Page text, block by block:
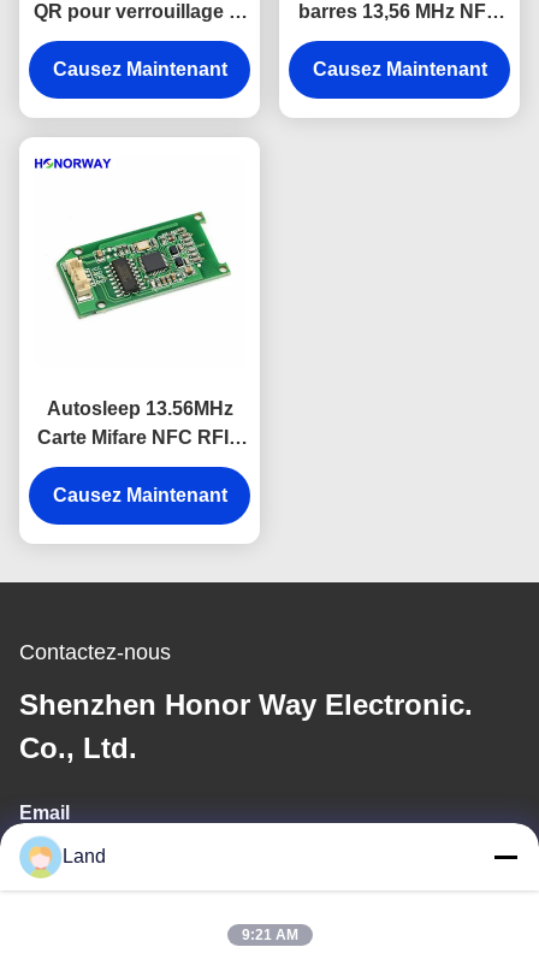
QR pour verrouillage et
paiement
Causez Maintenant
barres 13,56 MHz NFC
QR RFID lecteur avec
port série pour
tournevis
Causez Maintenant
Autosleep 13.56MHz
Carte Mifare NFC RFID
Lecteur Module
d'écriture pour système
de contrôle d'accès
Causez Maintenant
Contactez-nous
Shenzhen Honor Way Electronic.
Co., Ltd.
Email
land@szhw-tech.com
Land
9:21 AM